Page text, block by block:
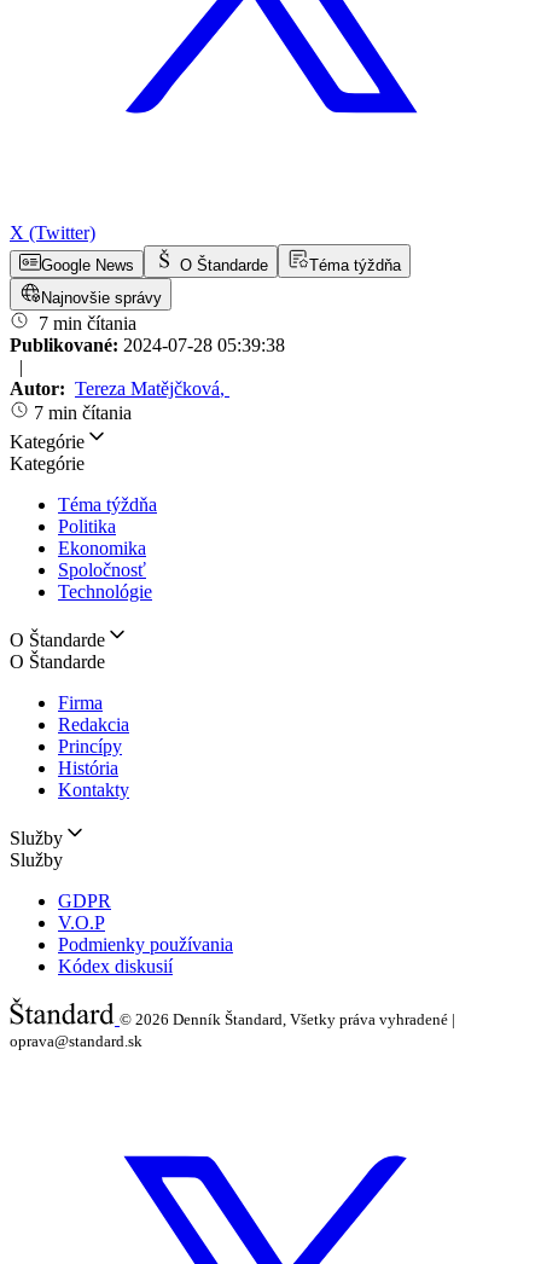
X (Twitter)
Google News O Štandarde
Téma týždňa
Najnovšie správy
7 min čítania
Publikované: 2024-07-28 05:39:38
|
Autor: Tereza Matějčková,
7 min čítania
Kategórie
Kategórie
Téma týždňa
Politika
Ekonomika
Spoločnosť
Technológie
O Štandarde
O Štandarde
Firma
Redakcia
Princípy
História
Kontakty
Služby
Služby
GDPR
V.O.P
Podmienky používania
Kódex diskusií
© 2026 Denník Štandard, Všetky práva vyhradené |
oprava@standard.sk